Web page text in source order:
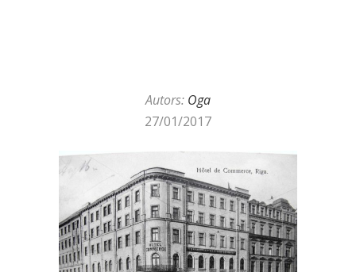
Autors: Oga
27/01/2017